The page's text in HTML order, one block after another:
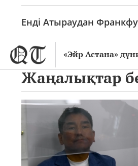
«Эйр Астана»
Енді Атыраудан
Жаңалықтар